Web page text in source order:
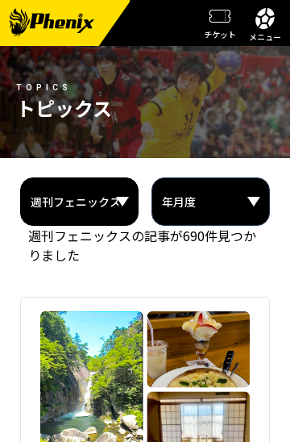
チケット メニュー
応援メッセージ・お問い合わせ
チーム情報
メンバー紹介
試合日程・結果
週刊フェニックス
観戦ガイド
スクール
チケット
サイトのご利用について
個人情報保護方針
サイトマップ
TOPICS
トピックス
週刊フェニックスの記事が690件見つか
りました